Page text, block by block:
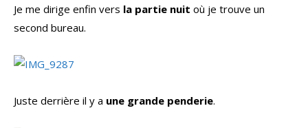
Je me dirige enfin vers la partie nuit où je trouve un
second bureau.
Juste derrière il y a une grande penderie.